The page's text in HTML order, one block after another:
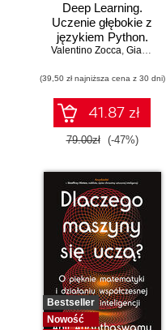
Deep Learning.
Uczenie głębokie z
językiem Python.
Sztuczna
neuronowe
Valentino Zocca, Gianmario Spacagna
(39,50 zł najniższa cena z 30 dni)
41.87 zł
79.00zł (-47%)
Bestseller
Nowość